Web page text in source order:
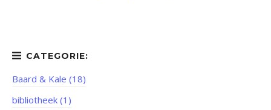
Baard & Kale (18)
bibliotheek (1)